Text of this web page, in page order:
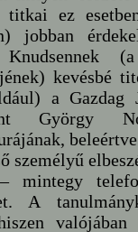
titkai ez
jobban
kevésbé
a Gazdag
György
személyű
mintegy
A
valójában